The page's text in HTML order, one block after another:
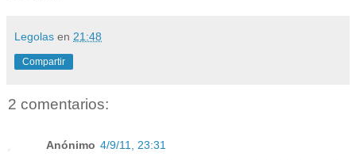
Legolas en 21:48
Compartir
2 comentarios:
Anónimo 4/9/11, 23:31